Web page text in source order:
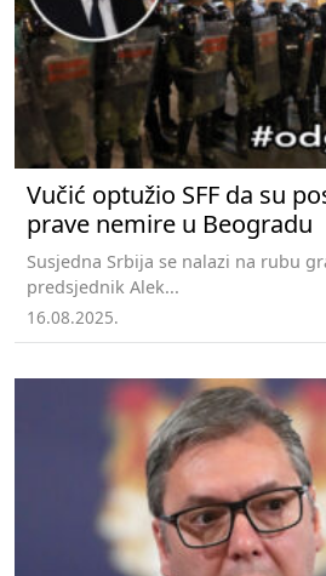
Vučić optužio SFF da su
prave nemire u Beogradu
Susjedna Srbija se nalazi na rubu
predsjednik Alek...
16.08.2025.